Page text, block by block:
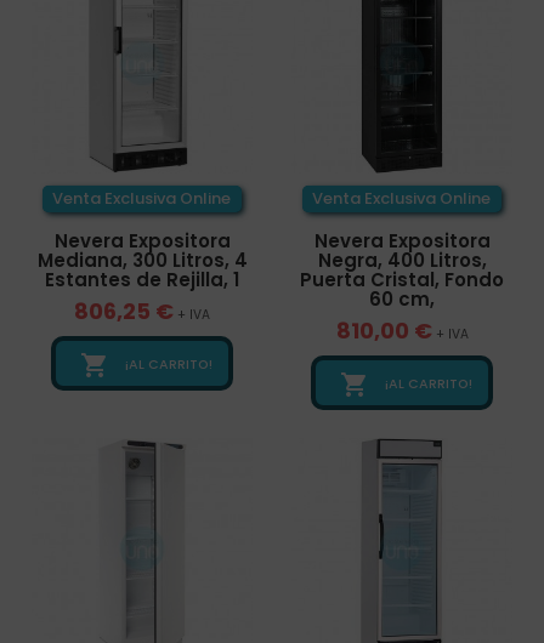
Venta Exclusiva Online
Nevera Expositora
Mediana, 300 Litros, 4
Estantes de Rejilla, 1
806,25 € + IVA
 ¡AL CARRITO!
Venta Exclusiva Online
Nevera Expositora
Negra, 400 Litros,
Puerta Cristal, Fondo
60 cm,
810,00 € + IVA
 ¡AL CARRITO!